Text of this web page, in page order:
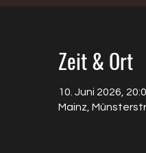
Zeit & Ort
10. Juni 2026,
Mainz,